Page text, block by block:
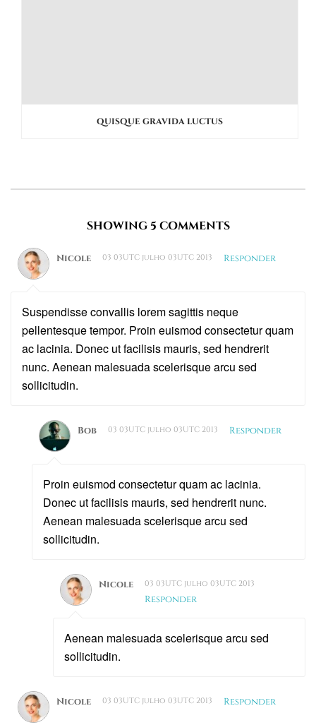
QUISQUE GRAVIDA LUCTUS
SHOWING 5 COMMENTS
Nicole 03 03UTC julho 03UTC 2013 Responder
Suspendisse convallis lorem sagittis neque
pellentesque tempor. Proin euismod consectetur quam
ac lacinia. Donec ut facilisis mauris, sed hendrerit
nunc. Aenean malesuada scelerisque arcu sed
sollicitudin.
Bob 03 03UTC julho 03UTC 2013 Responder
Proin euismod consectetur quam ac lacinia.
Donec ut facilisis mauris, sed hendrerit nunc.
Aenean malesuada scelerisque arcu sed
sollicitudin.
Nicole 03 03UTC julho 03UTC 2013
Responder
Aenean malesuada scelerisque arcu sed
sollicitudin.
Nicole 03 03UTC julho 03UTC 2013 Responder